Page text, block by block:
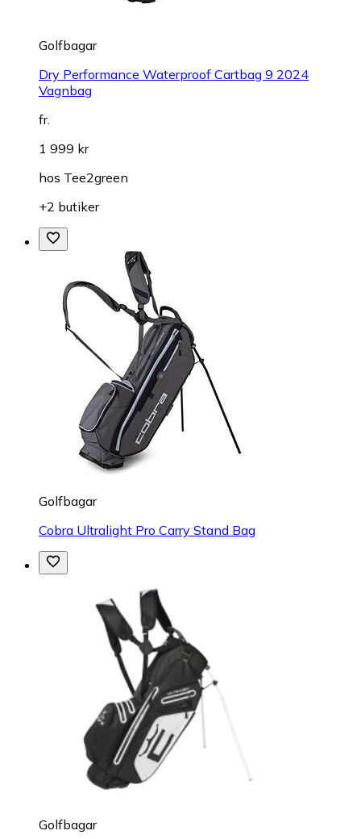
Golfbagar
Dry Performance Waterproof Cartbag 9 2024
Vagnbag
fr.
1 999 kr
hos Tee2green
+2 butiker
Golfbagar
Cobra Ultralight Pro Carry Stand Bag
Golfbagar